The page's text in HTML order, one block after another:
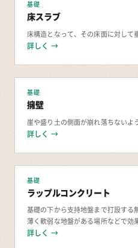
基礎
床スラブ
床構造となって、その床面に対して
詳しく →
基礎
擁壁
崖や盛り土の側面が崩れ落ちないよ
詳しく →
基礎
ラップルコンクリート
基礎の下から支持地盤まで打設する
薄く軟弱な地盤がある場所などで効
詳しく →